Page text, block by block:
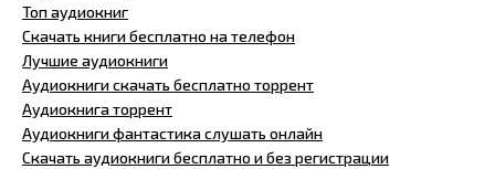
Топ аудиокниг
Скачать книги бесплатно на телефон
Лучшие аудиокниги
Аудиокниги скачать бесплатно торрент
Аудиокнига торрент
Аудиокниги фантастика слушать онлайн
Скачать аудиокниги бесплатно и без регистрации